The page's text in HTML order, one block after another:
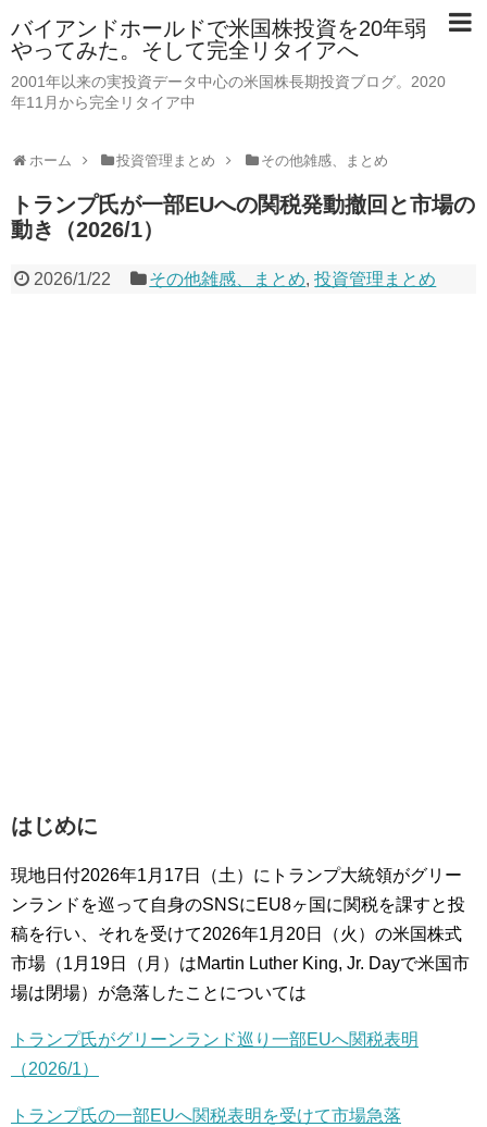
バイアンドホールドで米国株投資を20年弱
やってみた。そして完全リタイアへ
2001年以来の実投資データ中心の米国株長期投資ブログ。2020
年11月から完全リタイア中
ホーム 投資管理まとめ その他雑感、まとめ
トランプ氏が一部EUへの関税発動撤回と市場の
動き（2026/1）
2026/1/22 その他雑感、まとめ,投資管理まとめ
はじめに
現地日付2026年1月17日（土）にトランプ大統領がグリー
ンランドを巡って自身のSNSにEU8ヶ国に関税を課すと投
稿を行い、それを受けて2026年1月20日（火）の米国株式
市場（1月19日（月）はMartin Luther King, Jr. Dayで米国市
場は閉場）が急落したことについては
トランプ氏がグリーンランド巡り一部EUへ関税表明
（2026/1）
トランプ氏の一部EUへ関税表明を受けて市場急落